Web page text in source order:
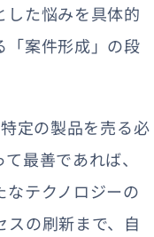
した悩みを具体的
「案件形成」の段
定の製品を売る必
最善であれば、
テクノロジーの
の刷新まで、自